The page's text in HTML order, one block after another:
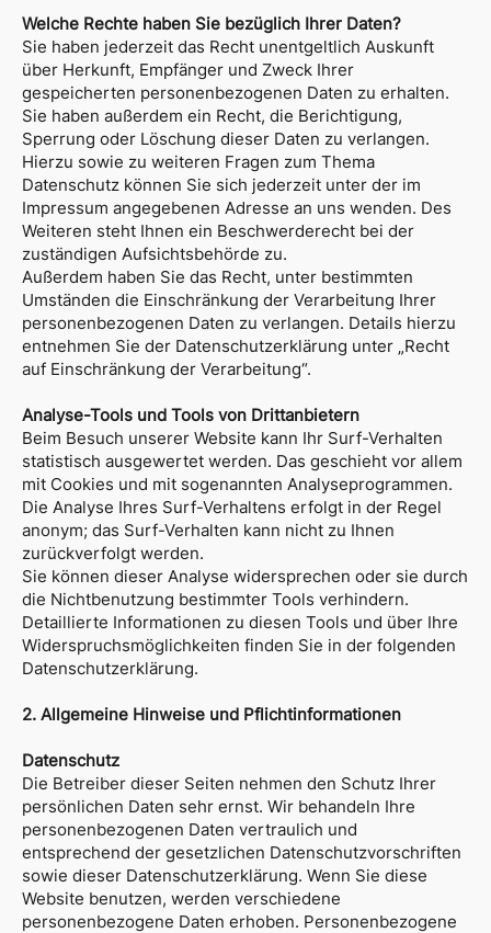
Welche Rechte haben Sie bezüglich Ihrer Daten?
Sie haben jederzeit das Recht unentgeltlich Auskunft
über Herkunft, Empfänger und Zweck Ihrer
gespeicherten personenbezogenen Daten zu erhalten.
Sie haben außerdem ein Recht, die Berichtigung,
Sperrung oder Löschung dieser Daten zu verlangen.
Hierzu sowie zu weiteren Fragen zum Thema
Datenschutz können Sie sich jederzeit unter der im
Impressum angegebenen Adresse an uns wenden. Des
Weiteren steht Ihnen ein Beschwerderecht bei der
zuständigen Aufsichtsbehörde zu.
Außerdem haben Sie das Recht, unter bestimmten
Umständen die Einschränkung der Verarbeitung Ihrer
personenbezogenen Daten zu verlangen. Details hierzu
entnehmen Sie der Datenschutzerklärung unter „Recht
auf Einschränkung der Verarbeitung“.
Analyse-Tools und Tools von Drittanbietern
Beim Besuch unserer Website kann Ihr Surf-Verhalten
statistisch ausgewertet werden. Das geschieht vor allem
mit Cookies und mit sogenannten Analyseprogrammen.
Die Analyse Ihres Surf-Verhaltens erfolgt in der Regel
anonym; das Surf-Verhalten kann nicht zu Ihnen
zurückverfolgt werden.
Sie können dieser Analyse widersprechen oder sie durch
die Nichtbenutzung bestimmter Tools verhindern.
Detaillierte Informationen zu diesen Tools und über Ihre
Widerspruchsmöglichkeiten finden Sie in der folgenden
Datenschutzerklärung.
2. Allgemeine Hinweise und Pflichtinformationen
Datenschutz
Die Betreiber dieser Seiten nehmen den Schutz Ihrer
persönlichen Daten sehr ernst. Wir behandeln Ihre
personenbezogenen Daten vertraulich und
entsprechend der gesetzlichen Datenschutzvorschriften
sowie dieser Datenschutzerklärung. Wenn Sie diese
Website benutzen, werden verschiedene
personenbezogene Daten erhoben. Personenbezogene